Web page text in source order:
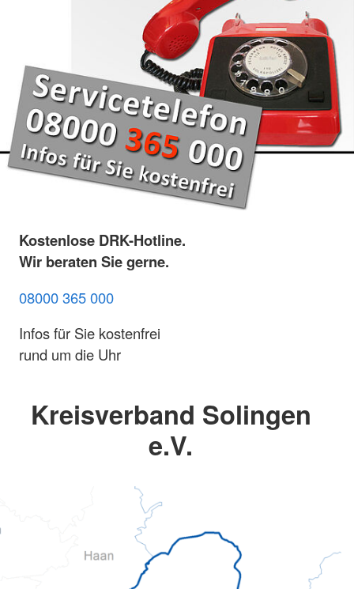
Kostenlose DRK-Hotline.
Wir beraten Sie gerne.
08000 365 000
Infos für Sie kostenfrei
rund um die Uhr
Kreisverband Solingen
e.V.